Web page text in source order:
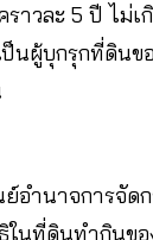
าวละ 5 ปี ไม่เ
ป็นผู้บุกรุกที่ดินข
ย์อำนาจการจัด
ในที่ดินทำกินขอ